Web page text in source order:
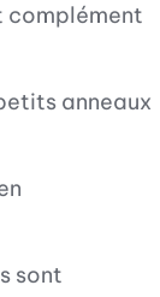
complément
anneaux
sont